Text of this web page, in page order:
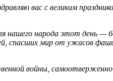
вас с великим
народа этот день —
спасших мир от ужасов
войны,